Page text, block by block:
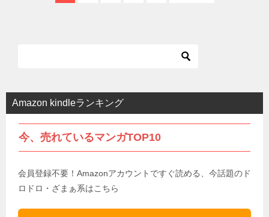
Amazon kindleランキング
今、売れているマンガTOP10
会員登録不要！Amazonアカウントですぐ読める、今話題のド
ロドロ・ざまぁ系はこちら